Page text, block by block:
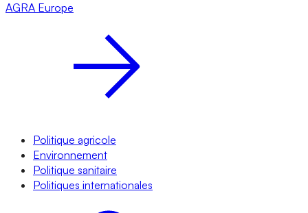
AGRA Europe
Politique agricole
Environnement
Politique sanitaire
Politiques internationales